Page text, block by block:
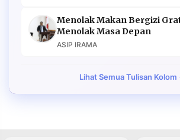
Menolak Makan Bergizi
Menolak Masa Depan
ASIP IRAMA
Lihat Semua Tulisan